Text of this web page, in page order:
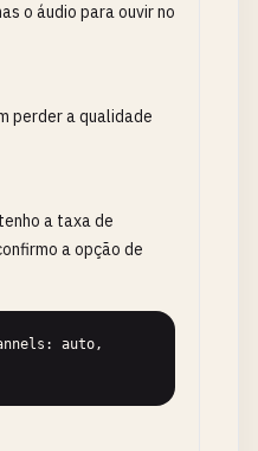
o áudio para ouvir no
perder a qualidade
a taxa de
a opção de
auto,